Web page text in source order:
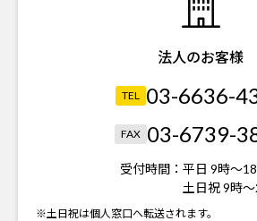
法人のお客様
TEL 03-6636-
FAX 03-6739-
受付時間： 平日 9時～
土日祝 9時
※土日祝は個人窓口へ転送されます。